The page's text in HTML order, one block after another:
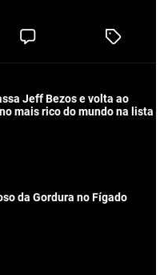
C
e
T
e
Jeff Bezos e volta ao
mais rico do mundo na lista
da Gordura no Fígado